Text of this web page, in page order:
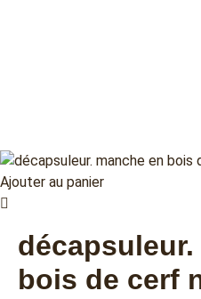
Ajouter au panier
bois de cerf